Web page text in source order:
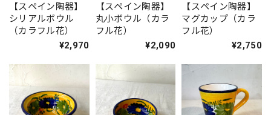
【スペイン陶器】
シリアルボウル
（カラフル花）
¥2,970
【スペイン陶器】
丸小ボウル（カラ
フル花）
¥2,090
【スペイン陶器】
マグカップ（カラ
フル花）
¥2,750